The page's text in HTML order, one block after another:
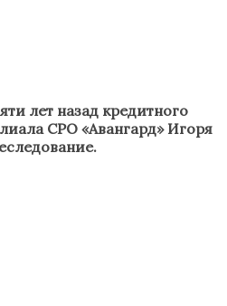
лет назад кредитного
СРО «Авангард» Игоря